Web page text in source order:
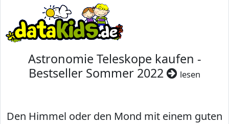
Astronomie Teleskope kaufen -
Bestseller Sommer 2022
lesen
Den Himmel oder den Mond mit einem guten